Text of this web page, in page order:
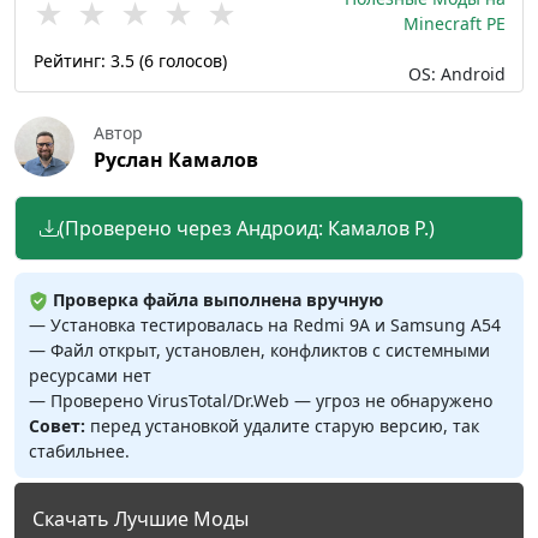
★ ★ ★ ★ ★
Рейтинг: 3.5 (6 голосов)
Minecraft PE
OS: Android
Автор
Руслан Камалов
(Проверено через Андроид: Камалов Р.)
Проверка файла выполнена вручную
— Установка тестировалась на Redmi 9A и Samsung A54
— Файл открыт, установлен, конфликтов с системными
ресурсами нет
— Проверено VirusTotal/Dr.Web — угроз не обнаружено
Совет: перед установкой удалите старую версию, так
стабильнее.
Скачать Лучшие Моды